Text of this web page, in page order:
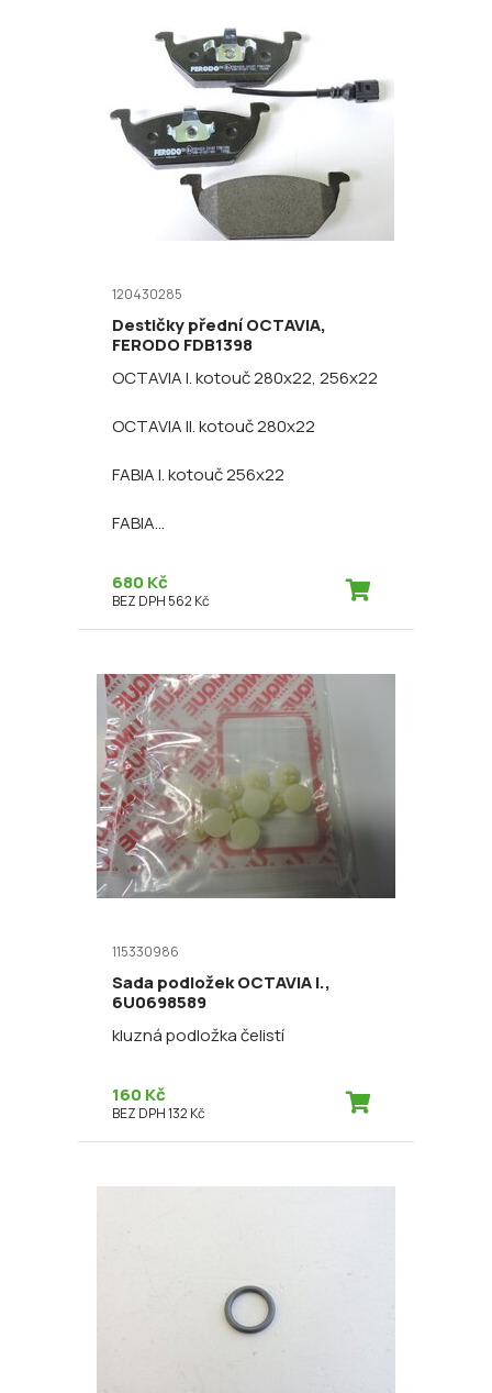
120430285
Destičky přední OCTAVIA,
FERODO FDB1398
OCTAVIA I. kotouč 280x22, 256x22
OCTAVIA II. kotouč 280x22
FABIA I. kotouč 256x22
FABIA...
680 Kč
BEZ DPH 562 Kč
115330986
Sada podložek OCTAVIA I.,
6U0698589
kluzná podložka čelistí
160 Kč
BEZ DPH 132 Kč